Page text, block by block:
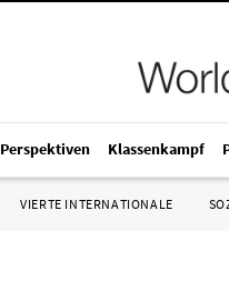
Perspektiven Klassenkampf
VIERTE INTERNATIONALE